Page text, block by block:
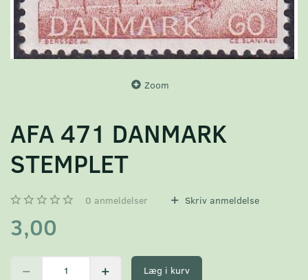
Zoom
AFA 471 DANMARK
STEMPLET
0 anmeldelser Skriv anmeldelse
3,00
Læg i kurv